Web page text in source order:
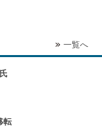
一覧へ
転